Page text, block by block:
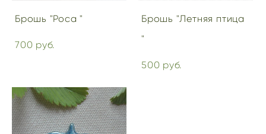
Брошь "Роса "
700 pуб.
Брошь "Летняя птица
"
500 pуб.